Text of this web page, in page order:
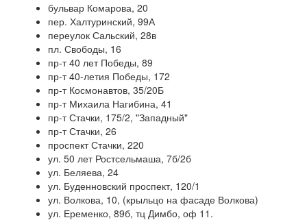
бульвар Комарова, 20
пер. Халтуринский, 99А
переулок Сальский, 28в
пл. Свободы, 16
пр-т 40 лет Победы, 89
пр-т 40-летия Победы, 172
пр-т Космонавтов, 35/20Б
пр-т Михаила Нагибина, 41
пр-т Стачки, 175/2, "Западный"
пр-т Стачки, 26
проспект Стачки, 220
ул. 50 лет Ростсельмаша, 7б/2б
ул. Беляева, 24
ул. Буденновский проспект, 120/1
ул. Волкова, 10, (крыльцо на фасаде Волкова)
ул. Еременко, 89б, тц Димбо, оф 11.